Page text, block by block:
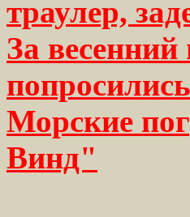
траулер,
За
Морские
Винд"